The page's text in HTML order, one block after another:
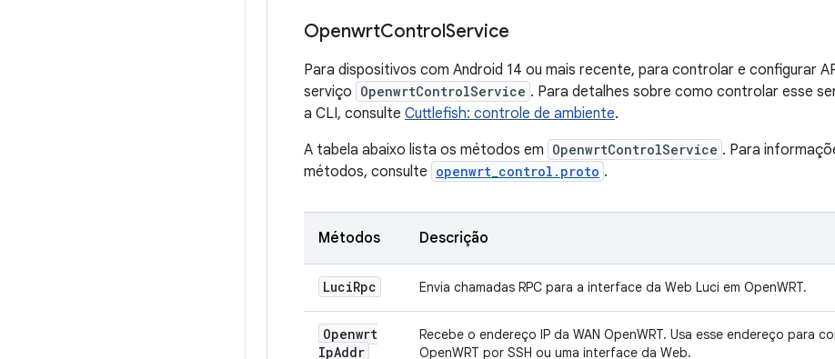
OpenwrtControlService
Para dispositivos com Android 14 ou mais recente, para controlar e configurar
serviço OpenwrtControlService . Para detalhes sobre como controlar esse
a CLI, consulte Cuttlefish: controle de ambiente.
A tabela abaixo lista os métodos em OpenwrtControlService . Para
métodos, consulte openwrt_control.proto .
Métodos Descrição
LuciRpc Envia chamadas RPC para a interface da Web Luci em OpenWRT.
Openwrt
IpAddr
Recebe o endereço IP da WAN OpenWRT. Usa esse endereço para
OpenWRT por SSH ou uma interface da Web.